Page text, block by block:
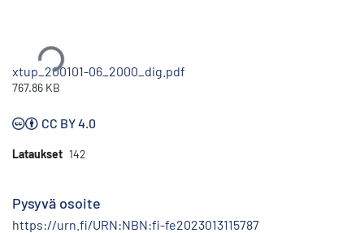
xtup_200101-06_2000_dig.pdf
767.86 KB
CC BY 4.0
Lataukset 142
Pysyvä osoite
https://urn.fi/URN:NBN:fi-fe2023013115787